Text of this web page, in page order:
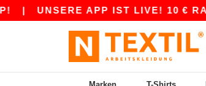
APP IST LIVE! 10 € RABATT